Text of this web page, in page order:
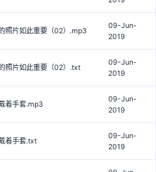
照片如此重要（02）.mp3
09-Jun-
2019
照片如此重要（02）.txt
09-Jun-
2019
着手套.mp3
09-Jun-
2019
着手套.txt
09-Jun-
2019